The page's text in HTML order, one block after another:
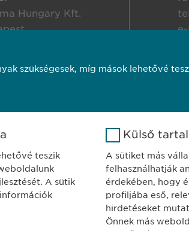
Hungary Kft.
szükségesek, míg mások lehetővé
teszik
A sütik
Külső
A sütiket más
felhasználhatják
érdekében, hogy
profiljába eső,
hirdetéseket
Önnek más